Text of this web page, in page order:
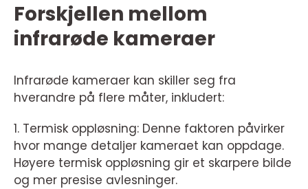
Forskjellen mellom
infrarøde kameraer
Infrarøde kameraer kan skiller seg fra
hverandre på flere måter, inkludert:
1. Termisk oppløsning: Denne faktoren påvirker
hvor mange detaljer kameraet kan oppdage.
Høyere termisk oppløsning gir et skarpere bilde
og mer presise avlesninger.